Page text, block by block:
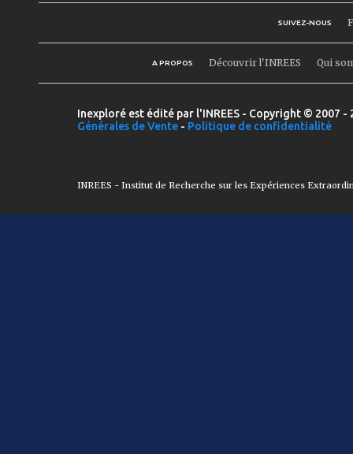
SUIVEZ-NOUS
A PROPOS Découvrir l'INREES Qui
Inexploré est édité par l'INREES - Copyright © 2007
Générales de Vente - Politique de confidentialité
INREES - Institut de Recherche sur les Expériences